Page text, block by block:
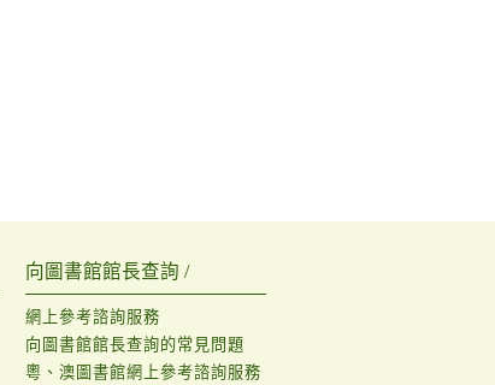
向圖書館館長查詢 /
網上參考諮詢服務
向圖書館館長查詢的常見問題
粵、澳圖書館網上參考諮詢服務